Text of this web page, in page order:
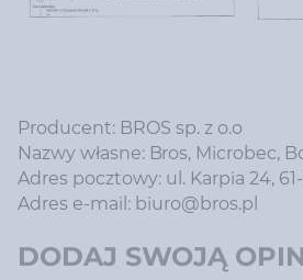
Producent: BROS sp. z o.o
Nazwy własne: Bros, Microbec,
Adres pocztowy: ul. Karpia 24,
Adres e-mail: biuro@bros.pl
DODAJ SWOJĄ